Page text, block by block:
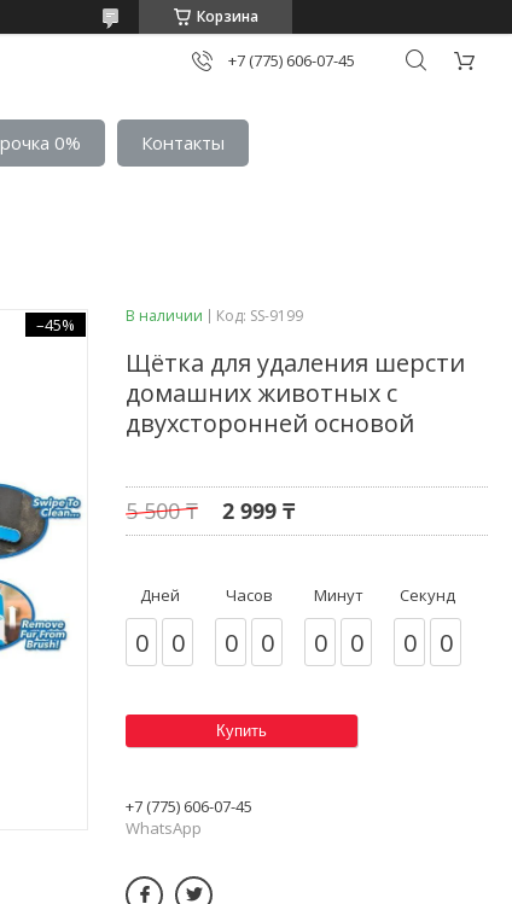
Корзина
+7 (775) 606-07-45
0%
Контакты
–45% В наличии Код: SS-9199
Щётка для удаления шерсти
домашних животных с
двухсторонней основой
5 500 ₸ 2 999 ₸
Дней
0 0
Часов
0 0
Минут
0 0
Секунд
0 0
Купить
+7 (775) 606-07-45
WhatsApp